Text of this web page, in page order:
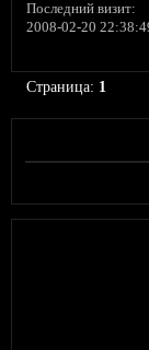
Последний визит:
2008-02-20
Страница: 1